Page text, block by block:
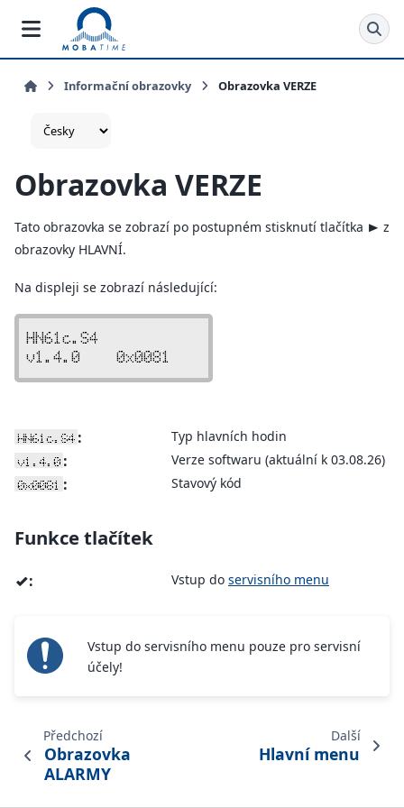
Informační obrazovky Obrazovka VERZE
Obrazovka VERZE
Tato obrazovka se zobrazí po postupném stisknutí tlačítka > z
obrazovky HLAVNÍ.
Na displeji se zobrazí následující:
HN61c.S4
v1.4.0    0x0081
HN61c.S4 : Typ hlavních hodin
v1.4.0 : Verze softwaru (aktuální k 03.08.26)
0x0081 : Stavový kód
Funkce tlačítek
v: Vstup do servisního menu
Vstup do servisního menu pouze pro servisní
účely!
Předchozí
Obrazovka
ALARMY
Další
Hlavní menu